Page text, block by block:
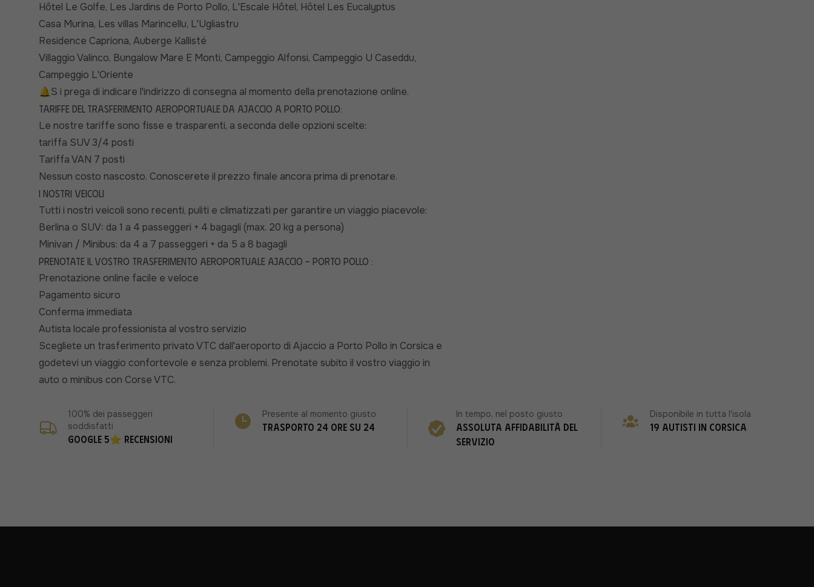
Hôtel Le Golfe, Les Jardins de Porto Pollo, L'Escale Hôtel, Hôtel Les Eucalyptus
Casa Murina, Les villas Marincellu, L'Ugliastru
Residence Capriona, Auberge Kallisté
Villaggio Valinco, Bungalow Mare E Monti, Campeggio Alfonsi, Campeggio U Caseddu,
Campeggio L'Oriente
🔔S i prega di indicare l'indirizzo di consegna al momento della prenotazione online.
Tariffe del trasferimento aeroportuale da Ajaccio a Porto Pollo:
Le nostre tariffe sono fisse e trasparenti, a seconda delle opzioni scelte:
tariffa SUV 3/4 posti
Tariffa VAN 7 posti
Nessun costo nascosto. Conoscerete il prezzo finale ancora prima di prenotare.
I nostri veicoli
Tutti i nostri veicoli sono recenti, puliti e climatizzati per garantire un viaggio piacevole:
Berlina o SUV: da 1 a 4 passeggeri + 4 bagagli (max. 20 kg a persona)
Minivan / Minibus: da 4 a 7 passeggeri + da 5 a 8 bagagli
Prenotate il vostro trasferimento aeroportuale Ajaccio - Porto Pollo :
Prenotazione online facile e veloce
Pagamento sicuro
Conferma immediata
Autista locale professionista al vostro servizio
Scegliete un trasferimento privato VTC dall'aeroporto di Ajaccio a Porto Pollo in Corsica e
godetevi un viaggio confortevole e senza problemi. Prenotate subito il vostro viaggio in
auto o minibus con Corse VTC.
Google 5⭐ recensioni
100% dei passeggeri
soddisfatti
Trasporto 24 ore su 24
Presente al momento giusto
Assoluta affidabilità del
servizio
In tempo, nel posto giusto
19 autisti in Corsica
Disponibile in tutta l'isola